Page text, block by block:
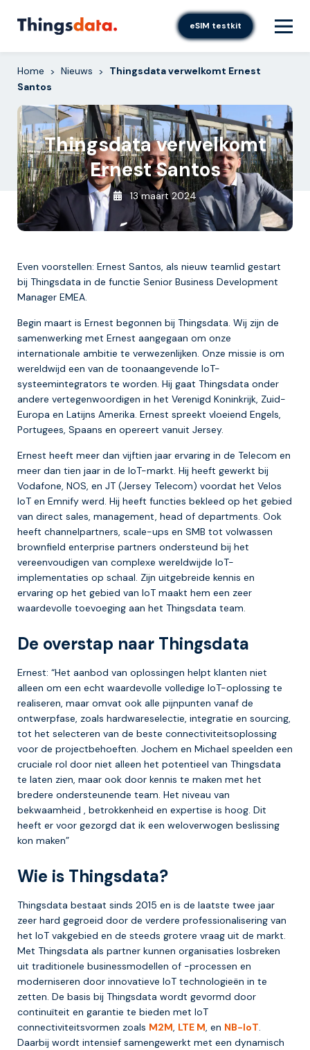
eSIM testkit
Home > Nieuws >
Thingsdata verwelkomt Ernest
Santos
Thingsdata verwelkomt
Ernest Santos
13 maart 2024
Even voorstellen: Ernest Santos, als nieuw teamlid gestart
bij Thingsdata in de functie Senior Business Development
Manager EMEA.
Begin maart is Ernest begonnen bij Thingsdata. Wij zijn de
samenwerking met Ernest aangegaan om onze
internationale ambitie te verwezenlijken. Onze missie is om
wereldwijd een van de toonaangevende IoT-
systeemintegrators te worden. Hij gaat Thingsdata onder
andere vertegenwoordigen in het Verenigd Koninkrijk, Zuid-
Europa en Latijns Amerika. Ernest spreekt vloeiend Engels,
Portugees, Spaans en opereert vanuit Jersey.
Ernest heeft meer dan vijftien jaar ervaring in de Telecom en
meer dan tien jaar in de IoT-markt. Hij heeft gewerkt bij
Vodafone, NOS, en JT (Jersey Telecom) voordat het Velos
IoT en Emnify werd. Hij heeft functies bekleed op het gebied
van direct sales, management, head of departments. Ook
heeft channelpartners, scale-ups en SMB tot volwassen
brownfield enterprise partners ondersteund bij het
vereenvoudigen van complexe wereldwijde IoT-
implementaties op schaal. Zijn uitgebreide kennis en
ervaring op het gebied van IoT maakt hem een zeer
waardevolle toevoeging aan het Thingsdata team.
De overstap naar Thingsdata
Ernest: “Het aanbod van oplossingen helpt klanten niet
alleen om een echt waardevolle volledige IoT-oplossing te
realiseren, maar omvat ook alle pijnpunten vanaf de
ontwerpfase, zoals hardwareselectie, integratie en sourcing,
tot het selecteren van de beste connectiviteitsoplossing
voor de projectbehoeften. Jochem en Michael speelden een
cruciale rol door niet alleen het potentieel van Thingsdata
te laten zien, maar ook door kennis te maken met het
bredere ondersteunende team. Het niveau van
bekwaamheid , betrokkenheid en expertise is hoog. Dit
heeft er voor gezorgd dat ik een weloverwogen beslissing
kon maken”
Wie is Thingsdata?
Thingsdata bestaat sinds 2015 en is de laatste twee jaar
zeer hard gegroeid door de verdere professionalisering van
het IoT vakgebied en de steeds grotere vraag uit de markt.
Met Thingsdata als partner kunnen organisaties losbreken
uit traditionele businessmodellen of -processen en
moderniseren door innovatieve IoT technologieën in te
zetten. De basis bij Thingsdata wordt gevormd door
continuïteit en garantie te bieden met IoT
connectiviteitsvormen zoals M2M, LTE M, en NB-IoT.
Daarbij wordt intensief samengewerkt met een dynamisch